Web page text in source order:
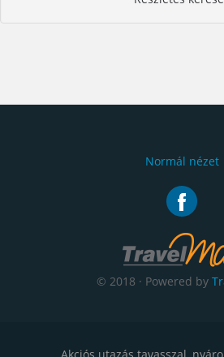
Normál nézet
© 2018 · Powered by